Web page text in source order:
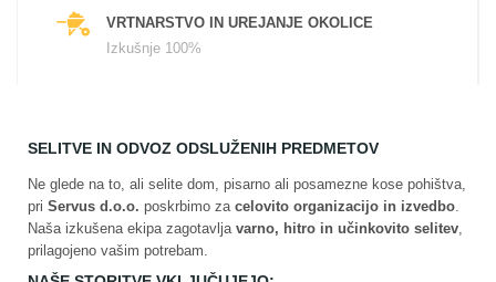
VRTNARSTVO IN UREJANJE OKOLICE
Izkušnje 100%
SELITVE IN ODVOZ ODSLUŽENIH PREDMETOV
Ne glede na to, ali selite dom, pisarno ali posamezne kose pohištva,
pri Servus d.o.o. poskrbimo za celovito organizacijo in izvedbo.
Naša izkušena ekipa zagotavlja varno, hitro in učinkovito selitev,
prilagojeno vašim potrebam.